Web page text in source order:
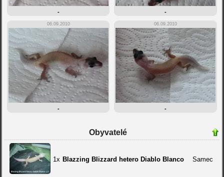
- -
06.09.2010
-
06.09.2010
-
Obyvatelé
1x Blazzing Blizzard hetero Diablo Blanco Samec